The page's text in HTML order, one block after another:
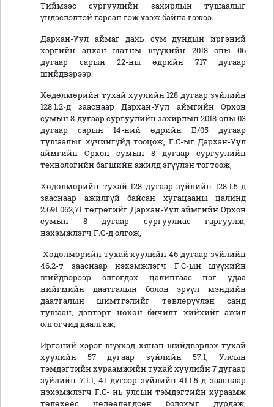
Тиймээс сургуулийн захирлын тушаалыг
үндэслэлтэй гарсан гэж үзэж байна гэжээ.
Дархан-Уул аймаг дахь сум дундын иргэний
хэргийн анхан шатны шүүхийн 2018 оны 06
дугаар сарын 22-ны өдрийн 717 дугаар
шийдвэрээр:
Хөдөлмөрийн тухай хуулийн 128 дугаар зүйлийн
128.1.2-д зааснаар Дархан-Уул аймгийн Орхон
сумын 8 дугаар сургуулийн захирлын 2018 оны 03
дугаар сарын 14-ний өдрийн Б/05 дугаар
тушаалыг хүчингүйд тооцож, Г.С-ыг Дархан-Уул
аймгийн Орхон сумын 8 дугаар сургуулийн
технологийн багшийн ажилд эгүүлэн тогтоож,
Хөдөлмөрийн тухай 128 дугаар зүйлийн 128.1.5-д
зааснаар ажилгүй байсан хугацааны цалинд
2.691.062,71 төгрөгийг Дархан-Уул аймгийн Орхон
сумын 8 дугаар сургуулиас гаргуулж,
нэхэмжлэгч Г.С-д олгож,
Хөдөлмөрийн тухай хуулийн 46 дугаар зүйлийн
46.2-т зааснаар нэхэмжлэгч Г.С-ын шүүхийн
шийдвэрээр олгогдох цалингаас нэг удаа
нийгмийн даатгалын болон эрүүл мэндийн
даатгалын шимтгэлийг төвлөрүүлэн санд
тушаан, дэвтэрт нөхөн бичилт хийхийг ажил
олгогчид даалгаж,
Иргэний хэрэг шүүхэд хянан шийдвэрлэх тухай
хуулийн 57 дугаар зүйлийн 57.1, Улсын
тэмдэгтийн хураамжийн тухай хуулийн 7 дугаар
зүйлийн 7.1.1, 41 дүгээр зүйлийн 41.1.5-д зааснаар
нэхэмжлэгч Г.С- нь улсын тэмдэгтийн хураамж
төлөхөөс чөлөөлөгдсөн болохыг дурдаж,